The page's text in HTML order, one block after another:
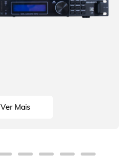
Ver Mais